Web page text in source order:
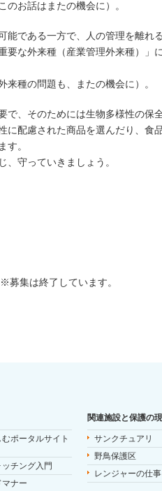
お話はまたの機会に）。
能である一方で、人の管理を離れ
要な外来種（産業管理外来種）」
種の問題も、またの機会に）。
で、そのためには生物多様性の保
に配慮された商品を選んだり、食
す。
守っていきましょう。
募集は終了しています。
ポータルサイト
チング入門
マナー
関連施設と保護の
サンクチュアリ
野鳥保護区
レンジャーの仕事